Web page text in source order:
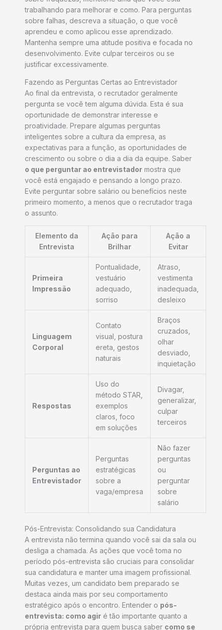
trabalhando para melhorar e como. Para perguntas
sobre falhas, descreva a situação, o que você
aprendeu e como aplicou esse aprendizado.
Mantenha sempre uma atitude positiva e focada no
desenvolvimento. Evite culpar terceiros ou se
justificar excessivamente.
Fazendo as Perguntas Certas ao Entrevistador
Ao final da entrevista, o recrutador geralmente
pergunta se você tem alguma dúvida. Esta é sua
oportunidade de demonstrar interesse e
proatividade. Prepare algumas perguntas
inteligentes sobre a cultura da empresa, as
expectativas para a função, as oportunidades de
crescimento ou sobre o dia a dia da equipe. Saber
o que perguntar ao entrevistador mostra que
você está engajado e pensando a longo prazo.
Evite perguntar sobre salário ou benefícios neste
primeiro momento, a menos que o recrutador traga
o assunto.
Elemento da
Entrevista
Ação para
Brilhar
Ação a
Evitar
Primeira
Impressão
Pontualidade,
vestuário
adequado,
sorriso
Atraso,
vestimenta
inadequada,
desleixo
Linguagem
Corporal
Contato
visual, postura
ereta, gestos
naturais
Braços
cruzados,
olhar
desviado,
inquietação
Respostas
Uso do
método STAR,
exemplos
claros, foco
em soluções
Divagar,
generalizar,
culpar
terceiros
Perguntas ao
Entrevistador
Perguntas
estratégicas
sobre a
vaga/empresa
Não fazer
perguntas
ou
perguntar
sobre
salário
Pós-Entrevista: Consolidando sua Candidatura
A entrevista não termina quando você sai da sala ou
desliga a chamada. As ações que você toma no
período pós-entrevista são cruciais para consolidar
sua candidatura e manter uma imagem profissional.
Muitas vezes, um candidato bem preparado se
destaca ainda mais por seu comportamento
estratégico após o encontro. Entender o pós-
entrevista: como agir é tão importante quanto a
própria entrevista para quem busca saber como se